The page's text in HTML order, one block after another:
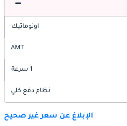
اوتوماتيك
AMT
1 سرعة
نظام دفع كلي
الإبلاغ عن سعر غير صحيح